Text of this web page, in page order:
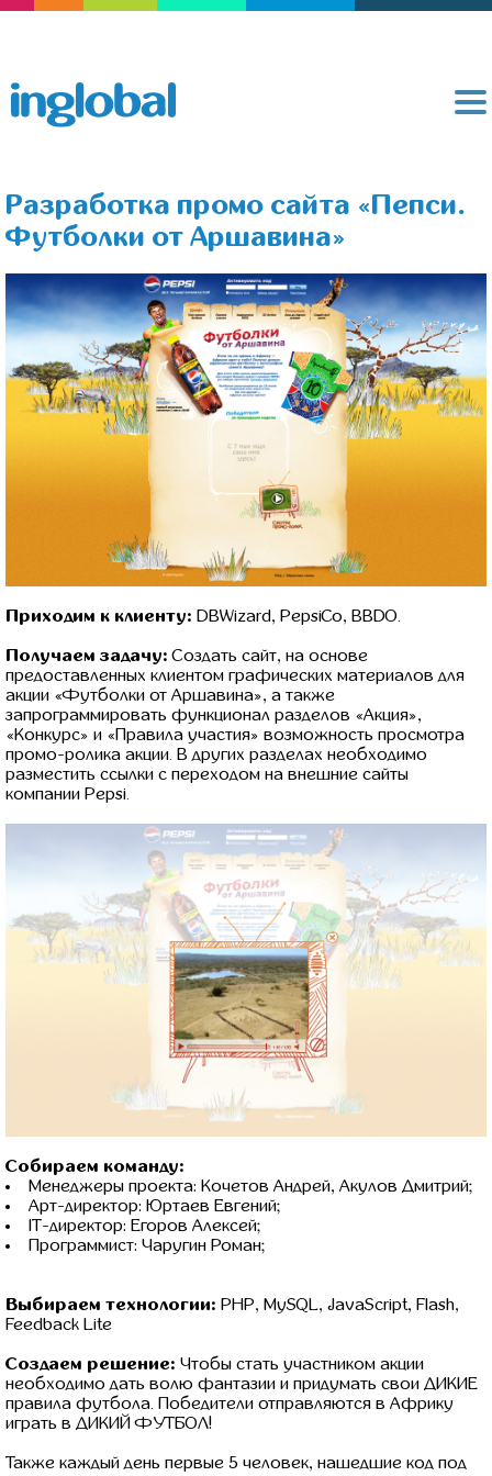
Разработка промо сайта «Пепси.
Футболки от Аршавина»
Приходим к клиенту: DBWizard, PepsiCo, BBDO.
Получаем задачу: Создать сайт, на основе
предоставленных клиентом графических материалов для
акции «Футболки от Аршавина», а также
запрограммировать функционал разделов «Акция»,
«Конкурс» и «Правила участия» возможность просмотра
промо-ролика акции. В других разделах необходимо
разместить ссылки с переходом на внешние сайты
компании Pepsi.
Собираем команду:
Менеджеры проекта: Кочетов Андрей, Акулов Дмитрий;
Арт-директор: Юртаев Евгений;
IT-директор: Егоров Алексей;
Программист: Чаругин Роман;
Выбираем технологии: PHP, MySQL, JavaScript, Flash,
Feedback Lite
Создаем решение: Чтобы стать участником акции
необходимо дать волю фантазии и придумать свои ДИКИЕ
правила футбола. Победители отправляются в Африку
играть в ДИКИЙ ФУТБОЛ!
Также каждый день первые 5 человек, нашедшие код под